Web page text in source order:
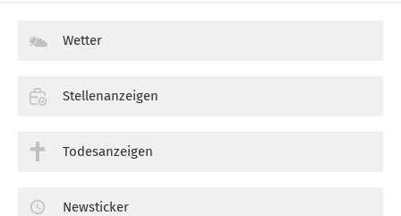
Wetter
Stellenanzeigen
Todesanzeigen
Newsticker